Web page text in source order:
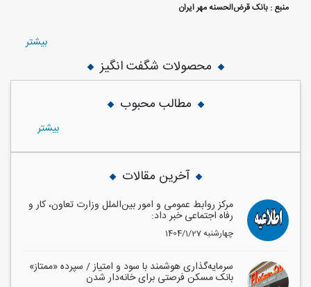
منبع : بانک قرض‌الحسنه مهر ایران
بيشتر
محصولات شگفت انگیز
مطالب محبوب
بيشتر
آخرین مقالات
مرکز روابط عمومی و امور بین‌الملل وزارت تعاون، کار و
رفاه اجتماعی خبر داد:
1404/1/27 چهارشنبه
سرمایه‌گذاری هوشمند با سود و امتیاز / سپرده «ممتاز»
بانک مسکن فرصتی برای خانه‌دار شدن